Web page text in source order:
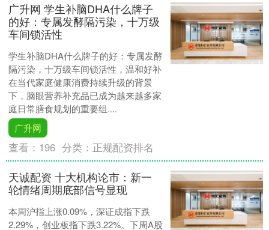
广升网 学生补脑DHA什么牌子
的好：专属发酵隔污染，十万级
车间锁活性
学生补脑DHA什么牌子的好：专属发酵
隔污染，十万级车间锁活性，温和好补
在当代家庭健康消费持续升级的背景
下，脑眼营养补充品已成为越来越多家
庭日常膳食规划的重要组....
广升网
查看： 196 分类： 正规配资排名
天诚配资 十大机构论市：新一
轮情绪周期底部信号显现
本周沪指上涨0.09%，深证成指下跌
2.29%，创业板指下跌3.22%。下周A股